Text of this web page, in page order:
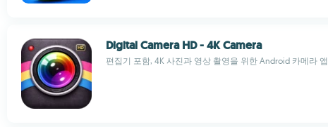
Digital Camera HD - 4K Camera
편집기 포함, 4K 사진과 영상 촬영을 위한 Android 카메라 앱